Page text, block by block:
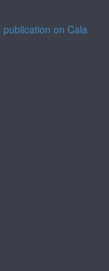
on Calaméo